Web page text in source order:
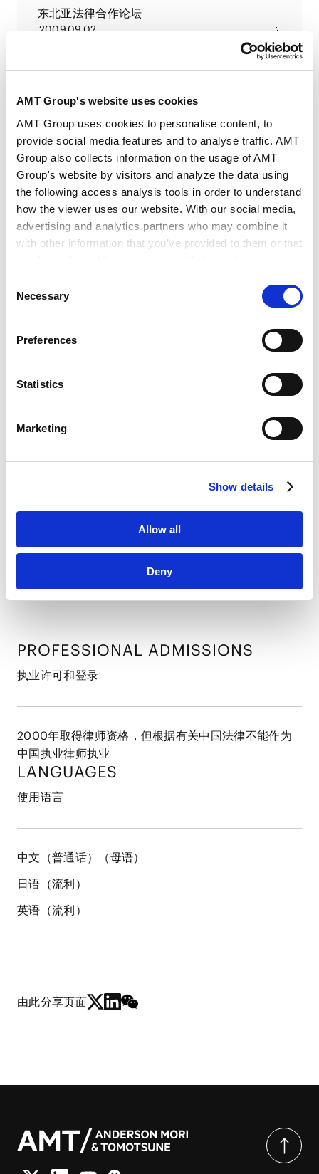
AMT Group's website uses cookies
AMT Group uses cookies to personalise content, to
provide social media features and to analyse traffic. AMT
Group also collects information on the usage of AMT
Group's website by visitors and analyze the data using
the following access analysis tools in order to understand
how the viewer uses our website. With our social media,
advertising and analytics partners who may combine it
with other information that you’ve provided to them or that
they’ve collected from your use of their services.
Google Analytics, Google Search Console
Marketo
link]
HubSpot
Selection
Necessary
Preferences
Statistics
Marketing
Show details
Allow all
Deny
东北亚法律合作论坛
2009.09.02
著作 论文
解除对中国企业并购和战略投资的管制
2017.11.01 论文
新三板 - 概述、现状和潜力 -
2017.07.01 论文
近期仲裁裁决执行中涉及CIETAC内部贸易纠纷
CAREER
中国人民大学（法学硕士）
日本庆应义塾大学（法学硕士）
PROFESSIONAL ADMISSIONS
执业许可和登录
2000年取得律师资格，但根据有关中国法律不能作为
中国执业律师执业
LANGUAGES
使用语言
中文（普通话）（母语）
日语（流利）
英语（流利）
由此分享页面